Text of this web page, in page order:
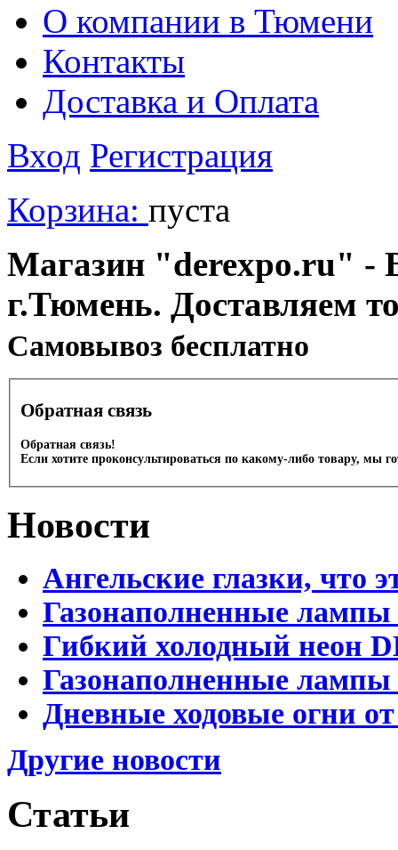
О компании в Тюмени
Контакты
Доставка и Оплата
Вход Регистрация
Корзина: пуста
Магазин "derexpo.ru" -
г.Тюмень. Доставляем
Cамовывоз бесплатно
Обратная связь
Обратная связь!
Если хотите проконсультироваться по какому-либо товару, мы
Новости
Ангельские глазки, что
Газонаполненные
Гибкий холодный неон
Газонаполненные
Дневные ходовые огни
Другие новости
Статьи